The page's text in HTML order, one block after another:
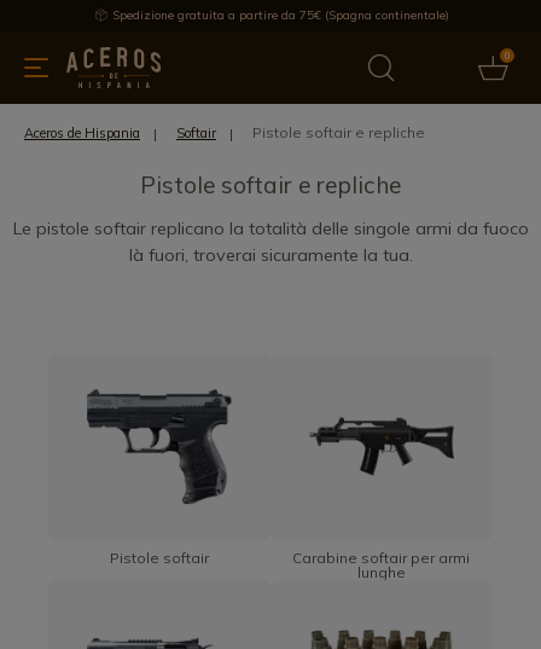
Spedizione gratuita a partire da 75€ (Spagna continentale)
0
cucina Offre Ultime notizie Venduti Marche
Aceros de Hispania Softair Pistole softair e repliche
Pistole softair e repliche
Le pistole softair replicano la totalità delle singole armi da fuoco
là fuori, troverai sicuramente la tua.
Pistole softair
Carabine softair per armi
lunghe